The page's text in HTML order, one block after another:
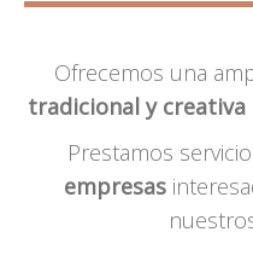
Ofrecemos una
tradicional y creativa
Prestamos
empresas